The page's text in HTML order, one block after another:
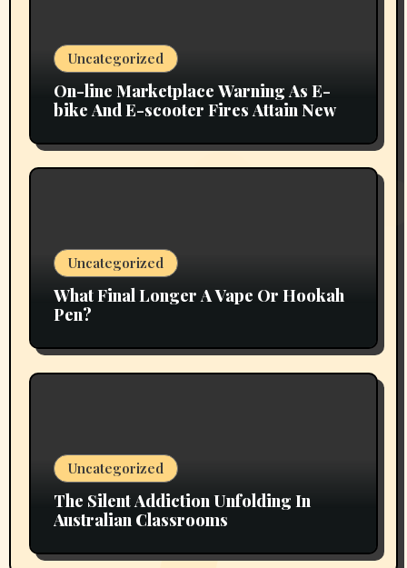
Uncategorized
On-line Marketplace Warning As E-
bike And E-scooter Fires Attain New
Uncategorized
What Final Longer A Vape Or Hookah
Pen?
Uncategorized
The Silent Addiction Unfolding In
Australian Classrooms